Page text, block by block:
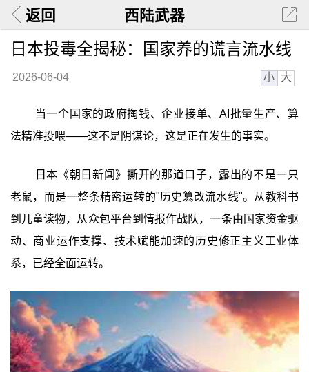
返回 西陆武器
日本投毒全揭秘：国家养的谎言流水线
2026-06-04 小 大
当一个国家的政府掏钱、企业接单、AI批量生产、算
法精准投喂——这不是阴谋论，这是正在发生的事实。
日本《朝日新闻》撕开的那道口子，露出的不是一只
老鼠，而是一整条精密运转的"历史篡改流水线"。从教科书
到儿童读物，从众包平台到情报作战队，一条由国家资金驱
动、商业运作支撑、技术赋能加速的历史修正主义工业体
系，已经全面运转。